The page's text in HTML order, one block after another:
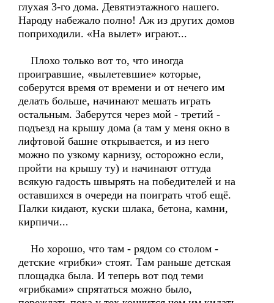
глухая 3-го дома. Девятиэтажного нашего.
Народу набежало полно! Аж из других домов
поприходили. «На вылет» играют...
Плохо только вот то, что иногда
проигравшие, «вылетевшие» которые,
соберутся время от времени и от нечего им
делать больше, начинают мешать играть
остальным. Заберутся через мой - третий -
подъезд на крышу дома (а там у меня окно в
лифтовой башне открывается, и из него
можно по узкому карнизу, осторожно если,
пройти на крышу ту) и начинают оттуда
всякую гадость швырять на победителей и на
оставшихся в очереди на поиграть чтоб ещё.
Палки кидают, куски шлака, бетона, камни,
кирпичи...
Но хорошо, что там - рядом со столом -
детские «грибки» стоят. Там раньше детская
площадка была. И теперь вот под теми
«грибками» спрятаться можно было,